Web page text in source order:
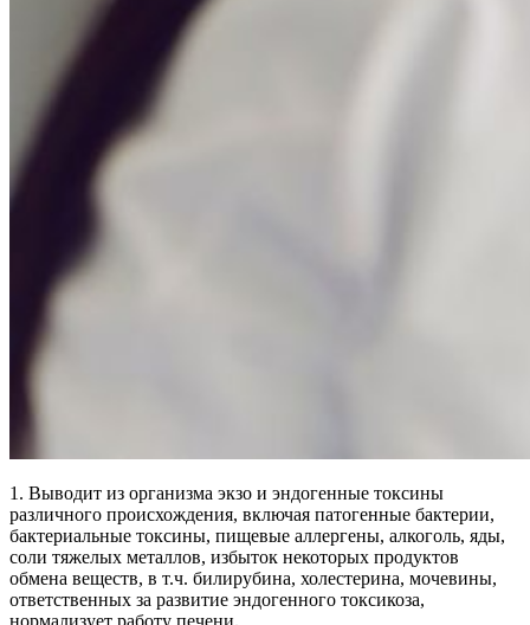
1. Выводит из организма экзо и эндогенные токсины
различного происхождения, включая патогенные бактерии,
бактериальные токсины, пищевые аллергены, алкоголь, яды,
соли тяжелых металлов, избыток некоторых продуктов
обмена веществ, в т.ч. билирубина, холестерина, мочевины,
ответственных за развитие эндогенного токсикоза,
нормализует работу печени.